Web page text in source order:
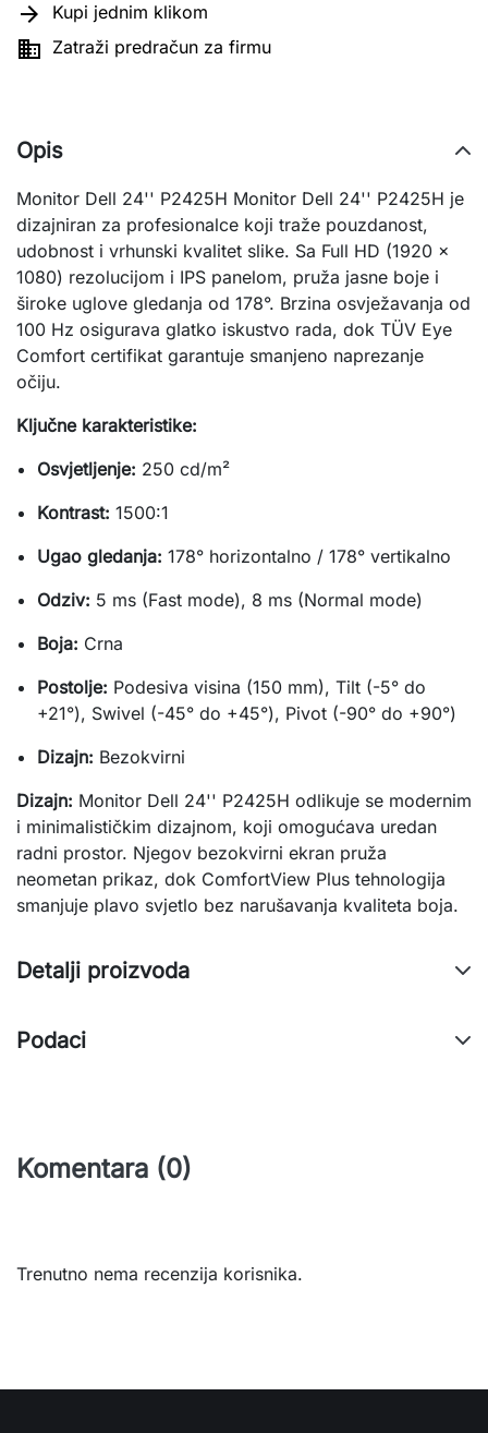
 Kupi jednim klikom
 Zatraži predračun za firmu
Opis
Monitor Dell 24'' P2425H Monitor Dell 24'' P2425H je
dizajniran za profesionalce koji traže pouzdanost,
udobnost i vrhunski kvalitet slike. Sa Full HD (1920 x
1080) rezolucijom i IPS panelom, pruža jasne boje i
široke uglove gledanja od 178°. Brzina osvježavanja od
100 Hz osigurava glatko iskustvo rada, dok TÜV Eye
Comfort certifikat garantuje smanjeno naprezanje
očiju.
Ključne karakteristike:
Osvjetljenje: 250 cd/m²
Kontrast: 1500:1
Ugao gledanja: 178° horizontalno / 178° vertikalno
Odziv: 5 ms (Fast mode), 8 ms (Normal mode)
Boja: Crna
Postolje: Podesiva visina (150 mm), Tilt (-5° do
+21°), Swivel (-45° do +45°), Pivot (-90° do +90°)
Dizajn: Bezokvirni
Dizajn: Monitor Dell 24'' P2425H odlikuje se modernim
i minimalističkim dizajnom, koji omogućava uredan
radni prostor. Njegov bezokvirni ekran pruža
neometan prikaz, dok ComfortView Plus tehnologija
smanjuje plavo svjetlo bez narušavanja kvaliteta boja.
Detalji proizvoda
Podaci
Komentara (0)
Trenutno nema recenzija korisnika.